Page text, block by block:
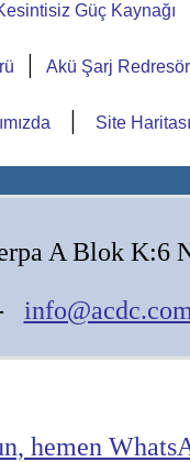
Güç Kaynağı
| Akü Şarj
| Site Haritası
A Blok K:6
hemen